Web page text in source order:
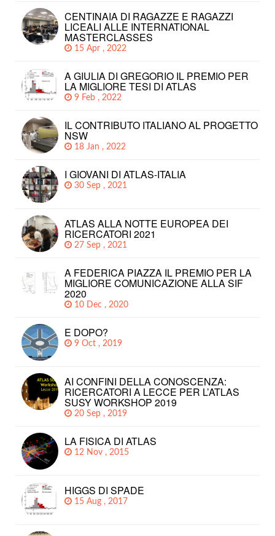
CENTINAIA DI RAGAZZE E RAGAZZI
LICEALI ALLE INTERNATIONAL
MASTERCLASSES
15 Apr , 2022
A GIULIA DI GREGORIO IL PREMIO PER
LA MIGLIORE TESI DI ATLAS
9 Feb , 2022
IL CONTRIBUTO ITALIANO AL PROGETTO
NSW
18 Jan , 2022
I GIOVANI DI ATLAS-ITALIA
30 Sep , 2021
ATLAS ALLA NOTTE EUROPEA DEI
RICERCATORI 2021
27 Sep , 2021
A FEDERICA PIAZZA IL PREMIO PER LA
MIGLIORE COMUNICAZIONE ALLA SIF
2020
10 Dec , 2020
E DOPO?
9 Oct , 2019
AI CONFINI DELLA CONOSCENZA:
RICERCATORI A LECCE PER L’ATLAS
SUSY WORKSHOP 2019
20 Sep , 2019
LA FISICA DI ATLAS
12 Nov , 2015
HIGGS DI SPADE
15 Aug , 2017